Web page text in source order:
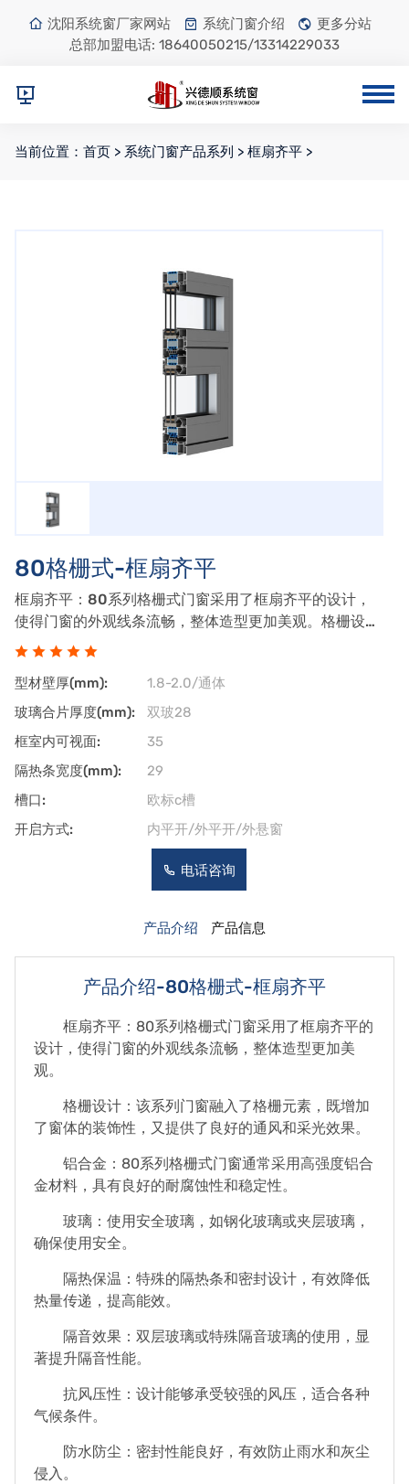
沈阳系统窗厂家网站 系统门窗介绍
更多分站
总部加盟电话: 18640050215/13314229033
当前位置： 首页 > 系统门窗产品系列 > 框扇齐平 >
80格栅式-框扇齐平
框扇齐平：80系列格栅式门窗采用了框扇齐平的设计，
使得门窗的外观线条流畅，整体造型更加美观。格栅设
计：该系列门窗融入了格栅元素，既增加了窗体的装饰
格栅式门窗通常采用高强度铝合金材料，具有良好
型材壁厚(mm):
1.8-2.0/通体
玻璃合片厚度(mm):
双玻28
框室内可视面:
35
隔热条宽度(mm):
29
槽口:
欧标c槽
开启方式:
内平开/外平开/外悬窗
电话咨询
产品介绍 产品信息
产品介绍-80格栅式-框扇齐平
框扇齐平：80系列格栅式门窗采用了框扇齐平的
设计，使得门窗的外观线条流畅，整体造型更加美
观。
格栅设计：该系列门窗融入了格栅元素，既增加
了窗体的装饰性，又提供了良好的通风和采光效果。
铝合金：80系列格栅式门窗通常采用高强度铝合
金材料，具有良好的耐腐蚀性和稳定性。
玻璃：使用安全玻璃，如钢化玻璃或夹层玻璃，
确保使用安全。
隔热保温：特殊的隔热条和密封设计，有效降低
热量传递，提高能效。
隔音效果：双层玻璃或特殊隔音玻璃的使用，显
著提升隔音性能。
抗风压性：设计能够承受较强的风压，适合各种
气候条件。
防水防尘：密封性能良好，有效防止雨水和灰尘
侵入。